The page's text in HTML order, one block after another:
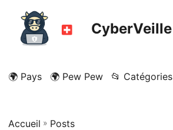
CyberVeille
🌍 Pays 🌍 Pew Pew 📂 Catégories
Accueil » Posts